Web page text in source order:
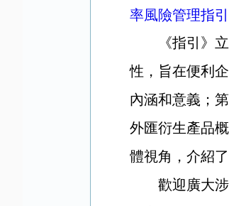
率風險管理指引
《指引》
性，旨在便利
內涵和意義；
外匯衍生產品
體視角，介紹
歡迎廣大